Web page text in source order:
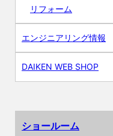
リフォーム
エンジニアリング情報
DAIKEN WEB SHOP
ショールーム